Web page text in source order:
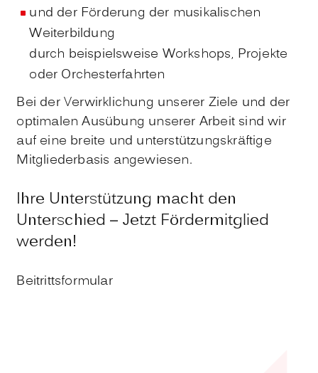
und der Förderung der musikalischen
Weiterbildung
durch beispielsweise Workshops, Projekte
oder Orchesterfahrten
Bei der Verwirklichung unserer Ziele und der
optimalen Ausübung unserer Arbeit sind wir
auf eine breite und unterstützungskräftige
Mitgliederbasis angewiesen.
Ihre Unterstützung macht den
Unterschied – Jetzt Fördermitglied
werden!
Beitrittsformular